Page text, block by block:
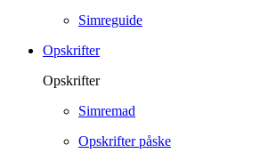
Simreguide
Opskrifter
Opskrifter
Simremad
Opskrifter påske